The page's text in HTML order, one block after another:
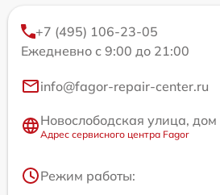
+7 (495) 106-23-05
Ежедневно с 9:00 до 21:00
info@fagor-repair-center.ru
Новослободская улица, дом
Адрес сервисного центра Fagor
Режим работы: